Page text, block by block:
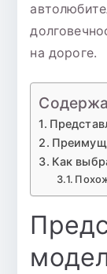
на дороге.
Как